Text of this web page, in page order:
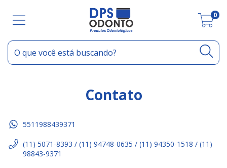
0
Contato
5511988439371
(11) 5071-8393 / (11) 94748-0635 / (11) 94350-1518 / (11)
98843-9371